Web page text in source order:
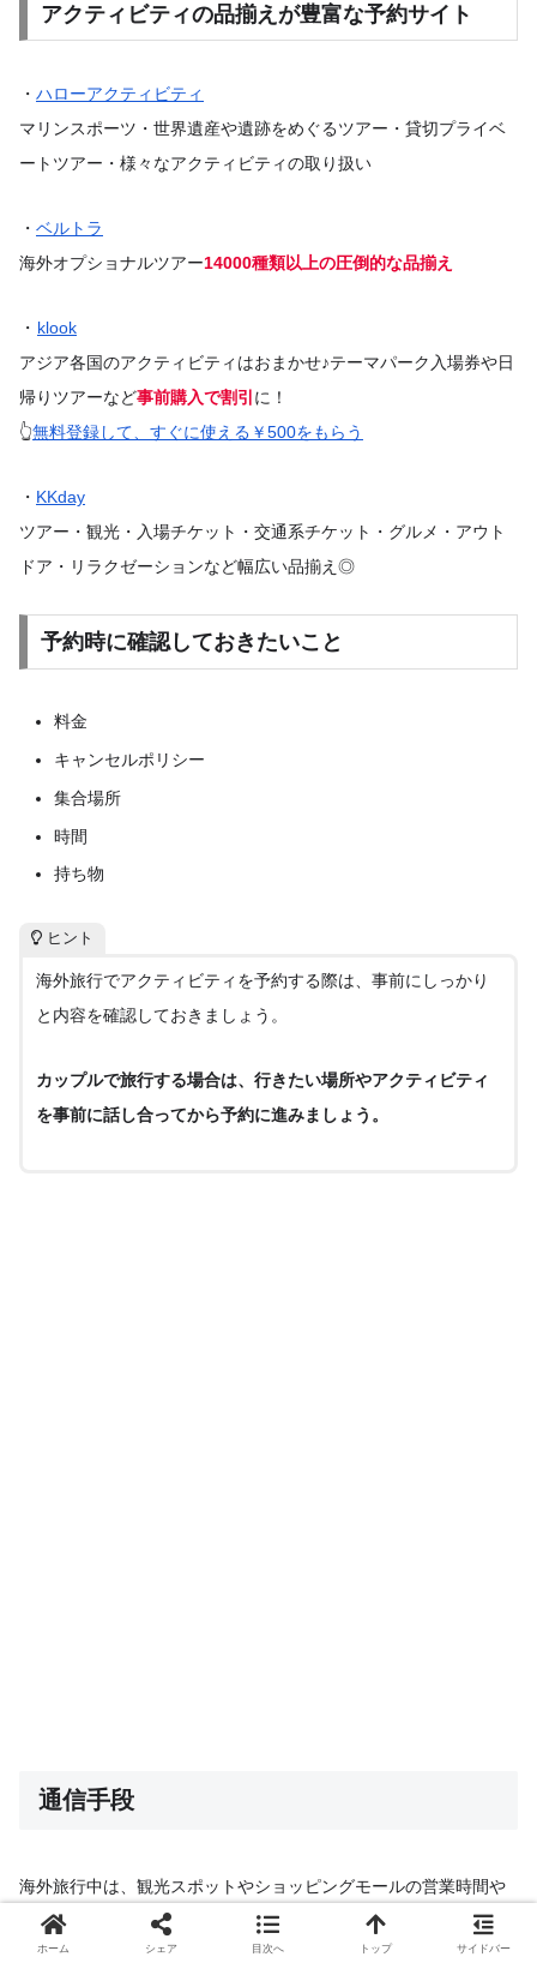
アクティビティの品揃えが豊富な予約サイト
・ ハローアクティビティ
マリンスポーツ・世界遺産や遺跡をめぐるツアー・貸切プライベ
ートツアー・様々なアクティビティの取り扱い
・ ベルトラ
海外オプショナルツアー14000種類以上の圧倒的な品揃え
・ klook
アジア各国のアクティビティはおまかせ♪テーマパーク入場券や日
帰りツアーなど事前購入で割引 に！
👆無料登録して、すぐに使える￥500をもらう
・ KKday
ツアー・観光・入場チケット・交通系チケット・グルメ・アウト
ドア・リラクゼーションなど幅広い品揃え◎
予約時に確認しておきたいこと
料金
キャンセルポリシー
集合場所
時間
持ち物
ヒント
海外旅行でアクティビティを予約する際は、事前にしっかり
と内容を確認しておきましょう。
カップルで旅行する場合は、行きたい場所やアクティビティ
を事前に話し合ってから予約に進みましょう。
通信手段
海外旅行中は、観光スポットやショッピングモールの営業時間や
アクセス方法、現地の分からない言葉などを調べるのに、インタ
ーネットが欠かせません。インターネットが使えれば、日本語の
ホーム シェア 目次へ トップ サイドバー